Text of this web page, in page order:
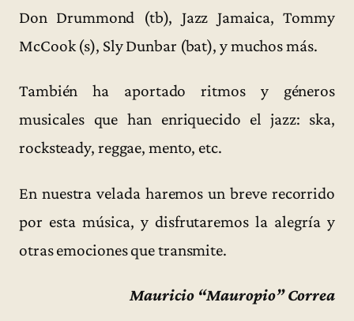
Don Drummond (tb), Jazz Jamaica, Tommy
McCook (s), Sly Dunbar (bat), y muchos más.
También ha aportado ritmos y géneros
musicales que han enriquecido el jazz: ska,
rocksteady, reggae, mento, etc.
En nuestra velada haremos un breve recorrido
por esta música, y disfrutaremos la alegría y
otras emociones que transmite.
Mauricio “Mauropio” Correa